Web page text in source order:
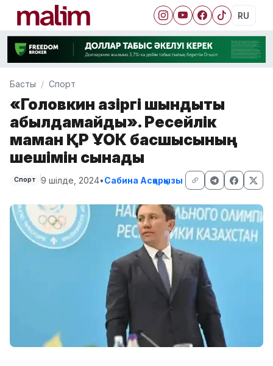
RU
Басты Спорт
«Головкин қазіргі шындықты
қабылдамайды». Ресейлік
маман ҚР ҰОК басшысының
шешімін сынады
Спорт 9 шілде, 2024•Сабина Асқарқызы